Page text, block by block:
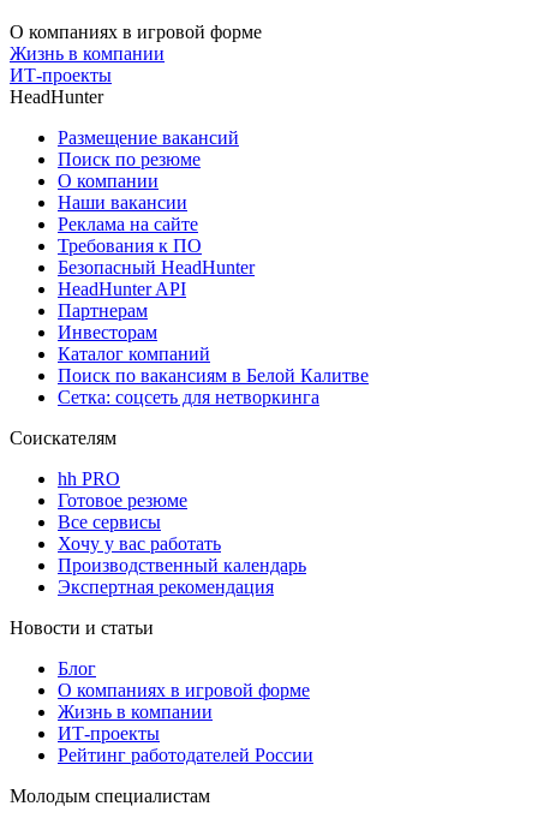
О компаниях в игровой форме
Жизнь в компании
ИТ-проекты
HeadHunter
Размещение вакансий
Поиск по резюме
О компании
Наши вакансии
Реклама на сайте
Требования к ПО
Безопасный HeadHunter
HeadHunter API
Партнерам
Инвесторам
Каталог компаний
Поиск по вакансиям в Белой Калитве
Сетка: соцсеть для нетворкинга
Соискателям
hh PRO
Готовое резюме
Все сервисы
Хочу у вас работать
Производственный календарь
Экспертная рекомендация
Новости и статьи
Блог
О компаниях в игровой форме
Жизнь в компании
ИТ-проекты
Рейтинг работодателей России
Молодым специалистам